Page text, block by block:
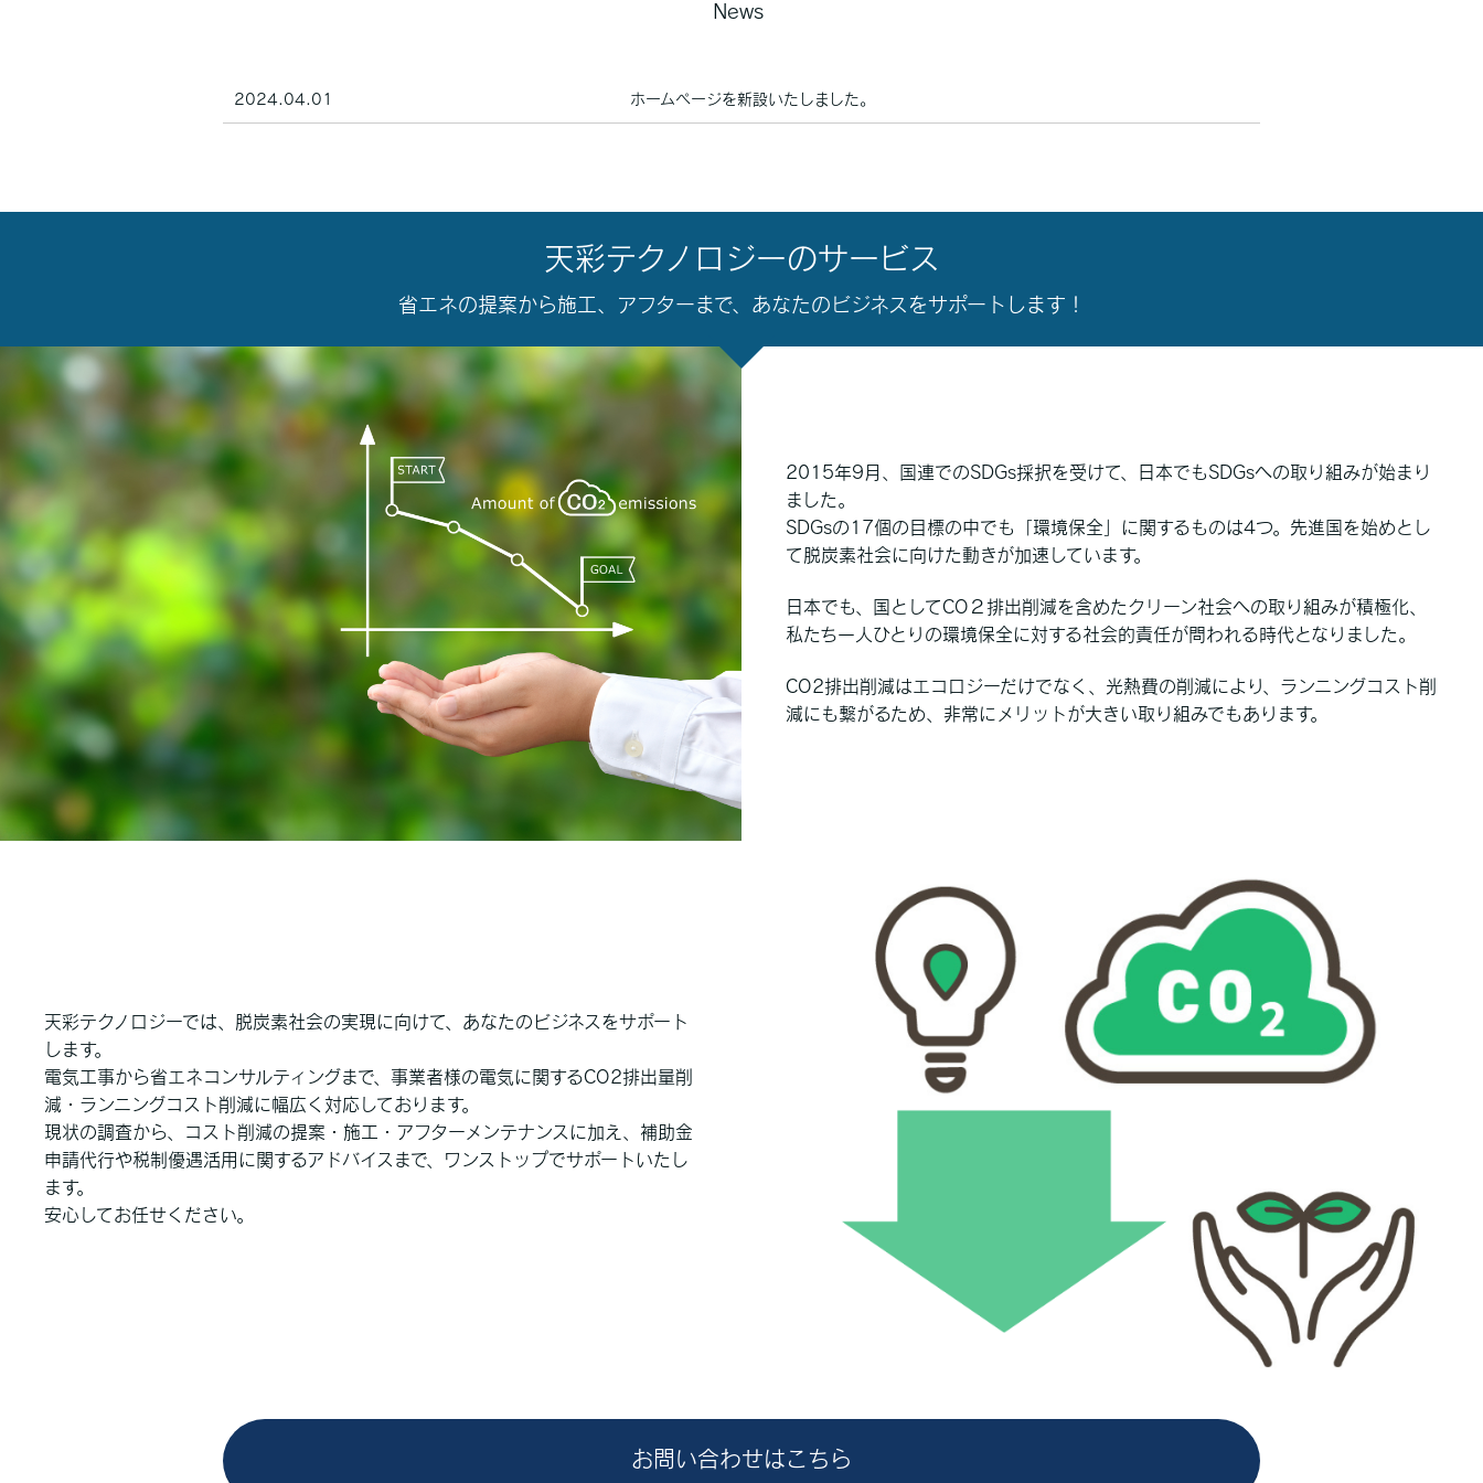
News
2024.04.01 ホームページを新設いたしました。
天彩テクノロジーのサービス
省エネの提案から施工、アフターまで、あなたのビジネスをサポートします！
2015年9月、国連でのSDGs採択を受けて、日本でもSDGsへの取り組みが始まり
ました。
SDGsの17個の目標の中でも「環境保全」に関するものは4つ。先進国を始めとし
て脱炭素社会に向けた動きが加速しています。
日本でも、国としてCO２排出削減を含めたクリーン社会への取り組みが積極化、
私たち一人ひとりの環境保全に対する社会的責任が問われる時代となりました。
CO2排出削減はエコロジーだけでなく、光熱費の削減により、ランニングコスト削
減にも繋がるため、非常にメリットが大きい取り組みでもあります。
天彩テクノロジーでは、脱炭素社会の実現に向けて、あなたのビジネスをサポート
します。
電気工事から省エネコンサルティングまで、事業者様の電気に関するCO2排出量削
減・ランニングコスト削減に幅広く対応しております。
現状の調査から、コスト削減の提案・施工・アフターメンテナンスに加え、補助金
申請代行や税制優遇活用に関するアドバイスまで、ワンストップでサポートいたし
ます。
安心してお任せください。
お問い合わせはこちら